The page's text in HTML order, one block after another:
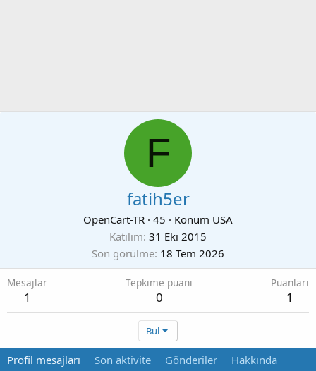
F
fatih5er
OpenCart-TR · 45 · Konum USA
Katılım 31 Eki 2015
Son görülme 18 Tem 2026
Mesajlar
1
Tepkime puanı
0
Puanları
1
Bul
Profil mesajları Son aktivite Gönderiler Hakkında